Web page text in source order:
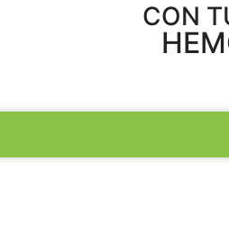
CON